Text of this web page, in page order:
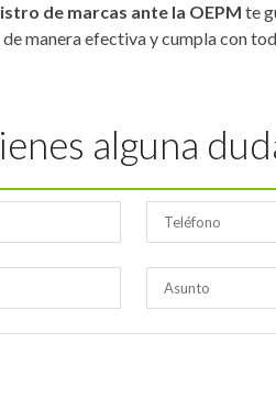
de marcas ante la OEPM te
manera efectiva y cumpla con
alguna